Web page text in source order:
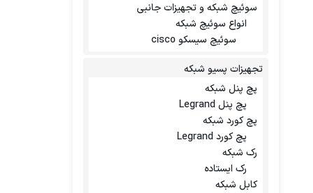
سوئیچ شبکه و تجهیزات جانبی
انواع سوئیچ شبکه
سوئیچ سیسکو cisco
تجهیزات پسیو شبکه
پچ پنل شبکه
پچ پنل Legrand
پچ کورد شبکه
پچ کورد Legrand
رک شبکه
رک ایستاده
کابل شبکه